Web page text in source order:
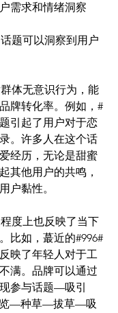
需求和情绪洞察
题可以洞察到用户
体无意识行为，能
牌转化率。例如，#
引起了用户对于恋
。许多人在这个话
经历，无论是甜蜜
其他用户的共鸣，
户黏性。
度上也反映了当下
比如，蕞近的#996#
映了年轻人对于工
满。品牌可以通过
参与话题—吸引
览—种草—拔草—吸